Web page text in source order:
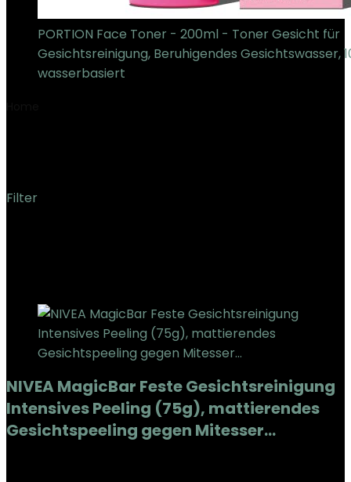
PORTION Face Toner - 200ml - Toner Gesicht für
Gesichtsreinigung, Beruhigendes Gesichtswasser,
wasserbasiert
Filter
NIVEA MagicBar Feste Gesichtsreinigung
Intensives Peeling (75g), mattierendes
Gesichtspeeling gegen Mitesser…